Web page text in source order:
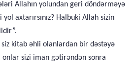
Allahın yolundan geri döndərməyə
axtarırsınız? Halbuki Allah sizin
kitab əhli olanlardan bir dəstəyə
onlar sizi iman gətirəndən sonra